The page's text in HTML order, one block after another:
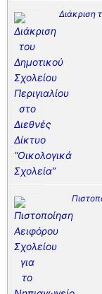
Διάκριση